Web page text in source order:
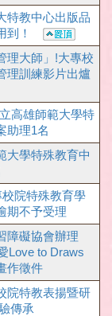
特教中心出版品
到！
理大師」!大專校
理訓練影片出爐
高雄師範大學特
助理1名
大學特殊教育中
院特殊教育學
期不予受理
障礙協會辦理
Love to Draws
作徵件
院特教表揚暨研
傳承